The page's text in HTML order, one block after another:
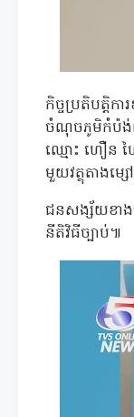
កិច្ចប្រតិបត្តិ
ចំណុចភូមិកំប៉ង់លិ
ឈ្មោះ ហឿន ហ
មួយវត្ថុតាងម្
ជនសង្ស័យខាង
នីតិវិធីច្បាប់៕